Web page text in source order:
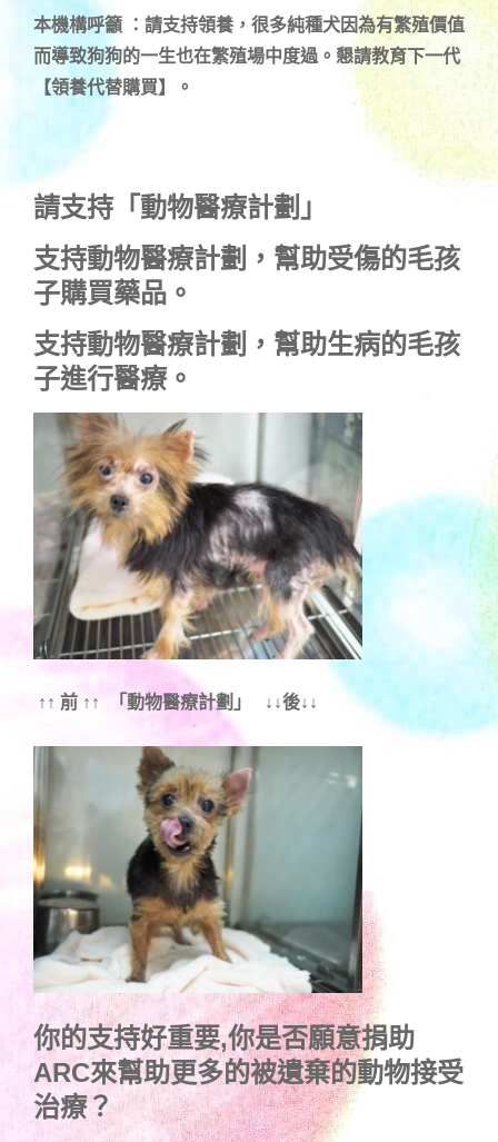
本機構呼籲 ：請支持領養，很多純種犬因為有繁殖價值
而導致狗狗的一生也在繁殖場中度過。懇請教育下一代
【領養代替購買】。
請支持「動物醫療計劃」
支持動物醫療計劃 ，幫助受傷的毛孩
子購買藥品。
支持動物醫療計劃 ，幫助生病的毛孩
子進行醫療。
↑↑ 前 ↑↑ 「動物醫療計劃」 ↓↓後↓↓
你的支持好重要,你是否願意捐助
ARC來幫助更多的被遺棄的動物接受
治療？